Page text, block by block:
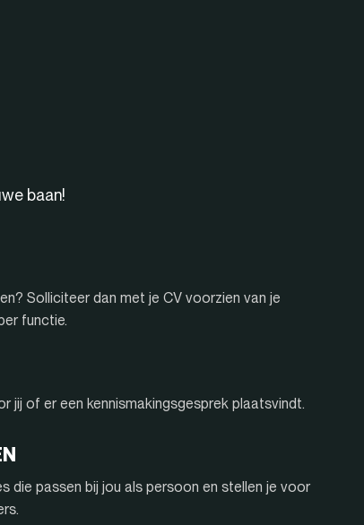
baan!
Solliciteer dan met je CV voorzien van je
functie.
jij of er een kennismakingsgesprek plaatsvindt.
die passen bij jou als persoon en stellen je voor